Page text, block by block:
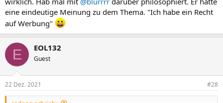
eine eindeutige Meinung zu dem Thema. "Ich habe ein Recht
auf Werbung"
E EOL132
Guest
22 Dez. 2021 #28